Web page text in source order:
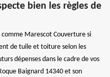
bien les règles de
Marescot Couverture si
de tuile et toiture selon les
dépenses dans le cadre de vos
Baignard 14340 et son